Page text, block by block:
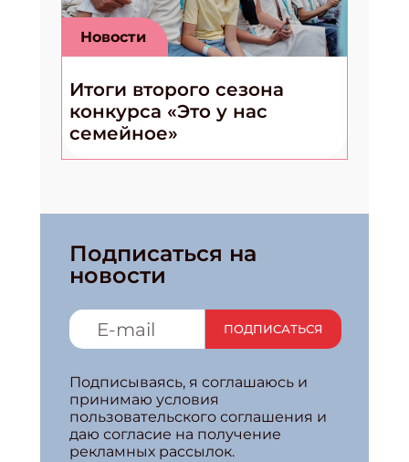
Новости
Итоги второго сезона
конкурса «Это у нас
семейное»
Подписаться на
новости
ПОДПИСАТЬСЯ
Подписываясь, я соглашаюсь и
принимаю условия
пользовательского соглашения и
даю согласие на получение
рекламных рассылок.